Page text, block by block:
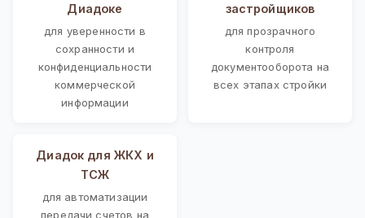
Диадоке
для уверенности в
сохранности и
конфиденциальности
коммерческой
информации
застройщиков
для прозрачного
контроля
документооборота на
всех этапах стройки
Диадок для ЖКХ и
ТСЖ
для автоматизации
передачи счетов на